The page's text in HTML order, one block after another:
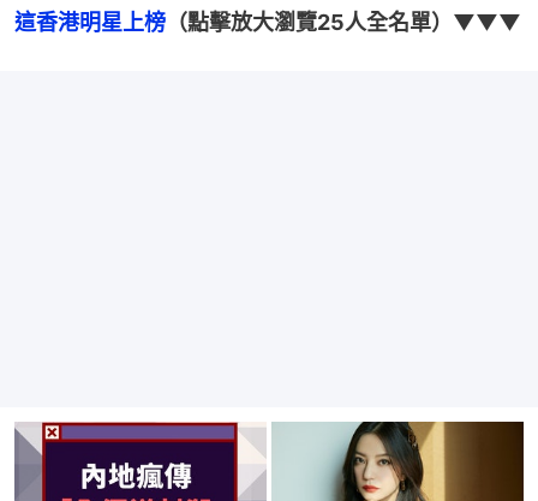
這香港明星上榜 （點擊放大瀏覽25人全名單）▼▼▼